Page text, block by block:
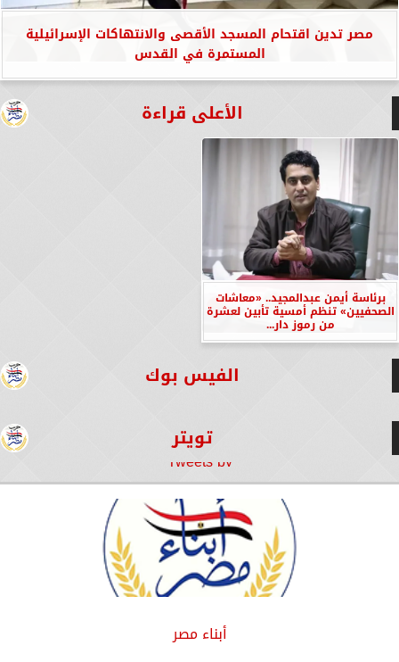
مصر تدين اقتحام المسجد الأقصى والانتهاكات الإسرائيلية
المستمرة في القدس
الأعلى قراءة
برئاسة أيمن عبدالمجيد.. «معاشات
الصحفيين» تنظم أمسية تأبين لعشرة
من رموز دار...
الفيس بوك
تويتر
Tweets by
أبناء مصر